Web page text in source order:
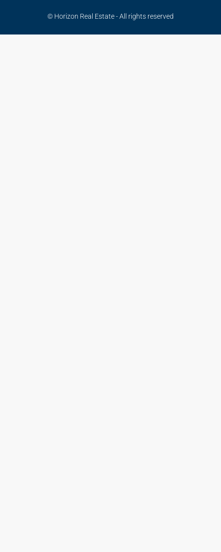
© Horizon Real Estate - All rights reserved